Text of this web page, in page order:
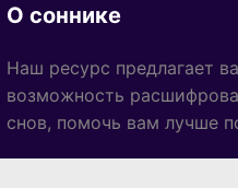
О соннике
Наш ресурс предлагает
возможность
снов, помочь вам лучше